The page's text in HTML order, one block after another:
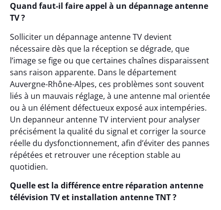
Quand faut-il faire appel à un dépannage antenne
TV ?
Solliciter un dépannage antenne TV devient
nécessaire dès que la réception se dégrade, que
l’image se fige ou que certaines chaînes disparaissent
sans raison apparente. Dans le département
Auvergne-Rhône-Alpes, ces problèmes sont souvent
liés à un mauvais réglage, à une antenne mal orientée
ou à un élément défectueux exposé aux intempéries.
Un depanneur antenne TV intervient pour analyser
précisément la qualité du signal et corriger la source
réelle du dysfonctionnement, afin d’éviter des pannes
répétées et retrouver une réception stable au
quotidien.
Quelle est la différence entre réparation antenne
télévision TV et installation antenne TNT ?